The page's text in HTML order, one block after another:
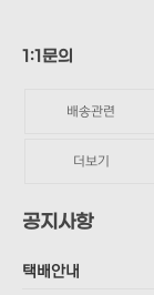
1:1문의
배송관련
더보기
공지사항
택배안내